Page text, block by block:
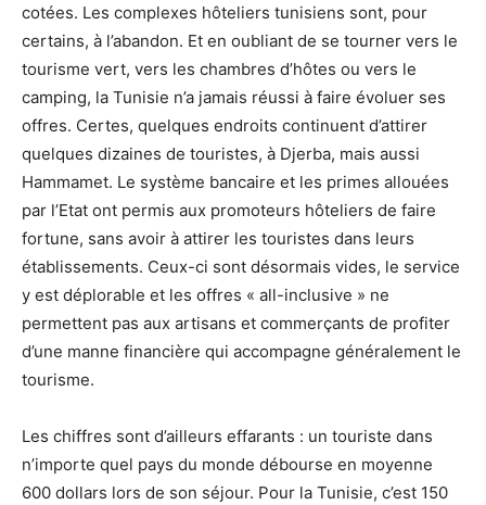
cotées. Les complexes hôteliers tunisiens sont, pour
certains, à l’abandon. Et en oubliant de se tourner vers le
tourisme vert, vers les chambres d’hôtes ou vers le
camping, la Tunisie n’a jamais réussi à faire évoluer ses
offres. Certes, quelques endroits continuent d’attirer
quelques dizaines de touristes, à Djerba, mais aussi
Hammamet. Le système bancaire et les primes allouées
par l’Etat ont permis aux promoteurs hôteliers de faire
fortune, sans avoir à attirer les touristes dans leurs
établissements. Ceux-ci sont désormais vides, le service
y est déplorable et les offres « all-inclusive » ne
permettent pas aux artisans et commerçants de profiter
d’une manne financière qui accompagne généralement le
tourisme.
Les chiffres sont d’ailleurs effarants : un touriste dans
n’importe quel pays du monde débourse en moyenne
600 dollars lors de son séjour. Pour la Tunisie, c’est 150